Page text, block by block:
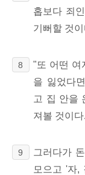
홉보다 죄
기뻐할 것
8
"또 어떤 여
을 잃었다
고 집 안을
져볼 것이다.
9
그러다가
모으고 '자,